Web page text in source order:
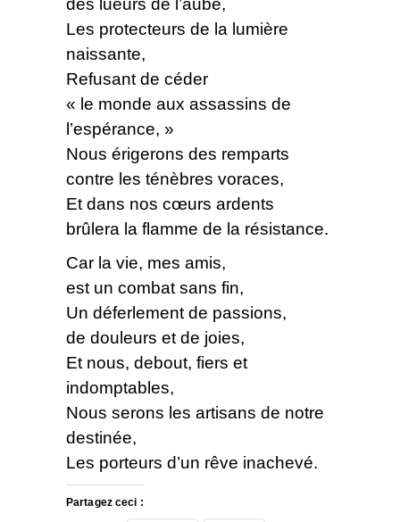
des lueurs de l’aube,
Les protecteurs de la lumière
naissante,
Refusant de céder
« le monde aux assassins de
l’espérance, »
Nous érigerons des remparts
contre les ténèbres voraces,
Et dans nos cœurs ardents
brûlera la flamme de la résistance.
Car la vie, mes amis,
est un combat sans fin,
Un déferlement de passions,
de douleurs et de joies,
Et nous, debout, fiers et
indomptables,
Nous serons les artisans de notre
destinée,
Les porteurs d’un rêve inachevé.
Partagez ceci :